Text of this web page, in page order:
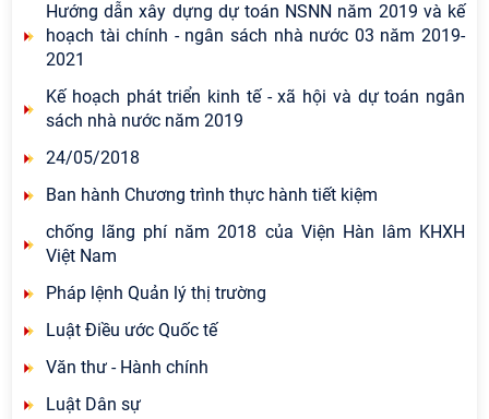
Hướng dẫn xây dựng dự toán NSNN năm 2019 và kế
hoạch tài chính - ngân sách nhà nước 03 năm 2019-
2021
Kế hoạch phát triển kinh tế - xã hội và dự toán ngân
sách nhà nước năm 2019
24/05/2018
Ban hành Chương trình thực hành tiết kiệm
chống lãng phí năm 2018 của Viện Hàn lâm KHXH
Việt Nam
Pháp lệnh Quản lý thị trường
Luật Điều ước Quốc tế
Văn thư - Hành chính
Luật Dân sự